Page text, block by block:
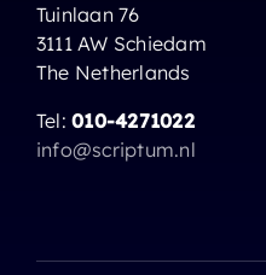
Tuinlaan 76
3111 AW Schiedam
The Netherlands
Tel:010-4271022
info@scriptum.nl